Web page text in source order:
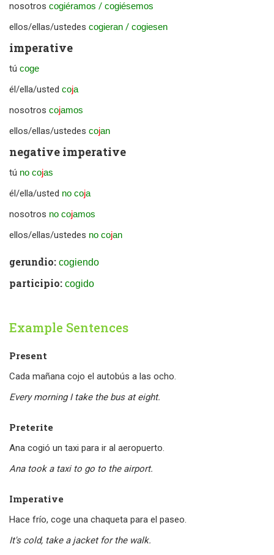
nosotros cogiéramos / cogiésemos
ellos/ellas/ustedes cogieran / cogiesen
imperative
tú coge
él/ella/usted coja
nosotros cojamos
ellos/ellas/ustedes cojan
negative imperative
tú no cojas
él/ella/usted no coja
nosotros no cojamos
ellos/ellas/ustedes no cojan
gerundio: cogiendo
participio: cogido
Example Sentences
Present
Cada mañana cojo el autobús a las ocho.
Every morning I take the bus at eight.
Preterite
Ana cogió un taxi para ir al aeropuerto.
Ana took a taxi to go to the airport.
Imperative
Hace frío, coge una chaqueta para el paseo.
It's cold, take a jacket for the walk.